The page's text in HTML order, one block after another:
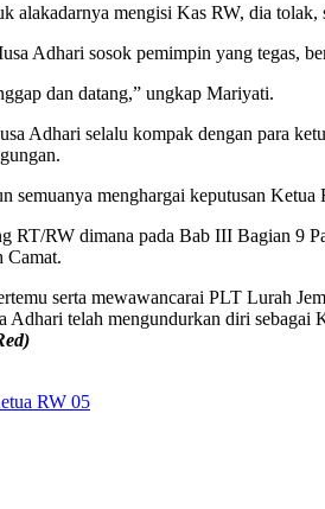
alakadarnya mengisi Kas RW, dia
Adhari sosok pemimpin yang tegas,
dan datang,” ungkap Mariyati.
Adhari selalu kompak dengan para
menghargai keputusan
RT/RW dimana pada Bab III Bagian 9
Camat.
serta mewawancarai PLT Lurah
telah mengundurkan diri
RW 05